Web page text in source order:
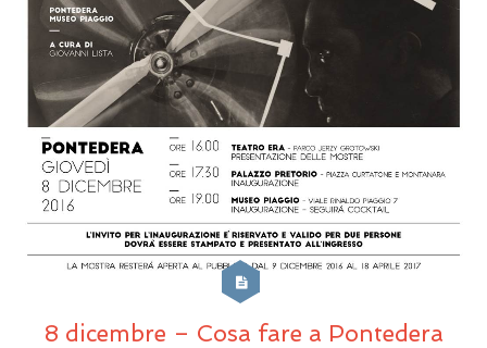
8 dicembre – Cosa fare a Pontedera